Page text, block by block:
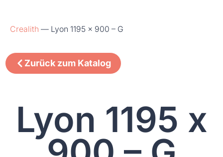
Crealith — Lyon 1195 x 900 – G
Zurück zum Katalog
Lyon 1195 x